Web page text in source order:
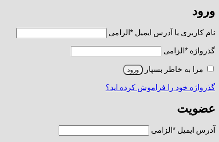
ورود
نام کاربری یا آدرس ایمیل * الزامی
گذرواژه * الزامی
مرا به خاطر بسپار ورود
گذرواژه خود را فراموش کرده اید؟
عضویت
آدرس ایمیل * الزامی